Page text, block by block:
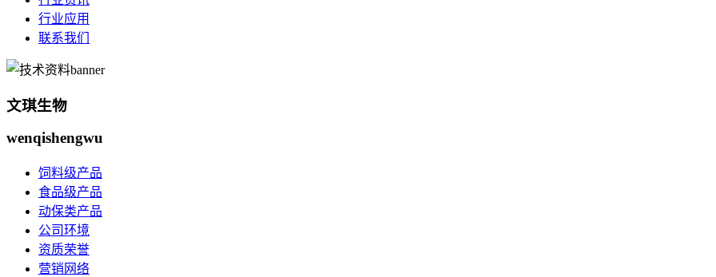
行业应用
联系我们
文琪生物
wenqishengwu
饲料级产品
食品级产品
动保类产品
公司环境
资质荣誉
营销网络